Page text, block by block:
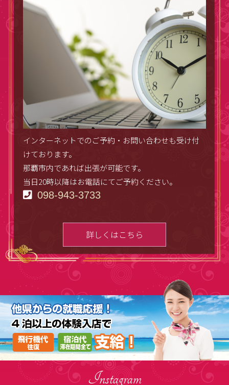
インターネットでのご予約・お問い合わせも受け付
けております。
那覇市内であれば出張が可能です。
当日20時以降はお電話にてご予約ください。
098-943-3733
詳しくはこちら
Instagram